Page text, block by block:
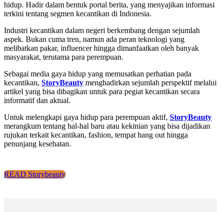
hidup. Hadir dalam bentuk portal berita, yang menyajikan informasi
terkini tentang segmen kecantikan di Indonesia.
Industri kecantikan dalam negeri berkembang dengan sejumlah
aspek. Bukan cuma tren, namun ada peran teknologi yang
melibatkan pakar, influencer hingga dimanfaatkan oleh banyak
masyarakat, terutama para perempuan.
Sebagai media gaya hidup yang memusatkan perhatian pada
kecantikan, StoryBeauty menghadirkan sejumlah perspektif melalui
artikel yang bisa dibagikan untuk para pegiat kecantikan secara
informatif dan aktual.
Untuk melengkapi gaya hidup para perempuan aktif, StoryBeauty
merangkum tentang hal-hal baru atau kekinian yang bisa dijadikan
rujukan terkait kecantikan, fashion, tempat hang out hingga
penunjang kesehatan.
READ Storybeauty